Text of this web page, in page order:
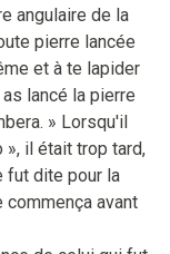
angulaire de la
pierre lancée
et à te lapider
lancé la pierre
» Lorsqu'il
», il était trop tard,
fut dite pour la
avant